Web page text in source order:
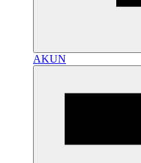
AKUN